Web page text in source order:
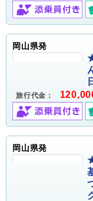
岡山県発
旅行代金：
岡山県発